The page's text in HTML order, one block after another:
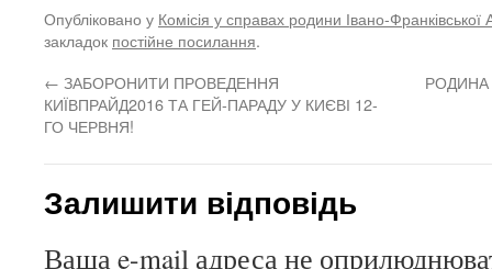
Опубліковано у Комісія у справах родини Івано-Франківської
закладок постійне посилання.
← ЗАБОРОНИТИ ПРОВЕДЕННЯ
КИЇВПРАЙД2016 ТА ГЕЙ-ПАРАДУ У КИЄВІ 12-
ГО ЧЕРВНЯ!
Залишити відповідь
Ваша e-mail адреса не